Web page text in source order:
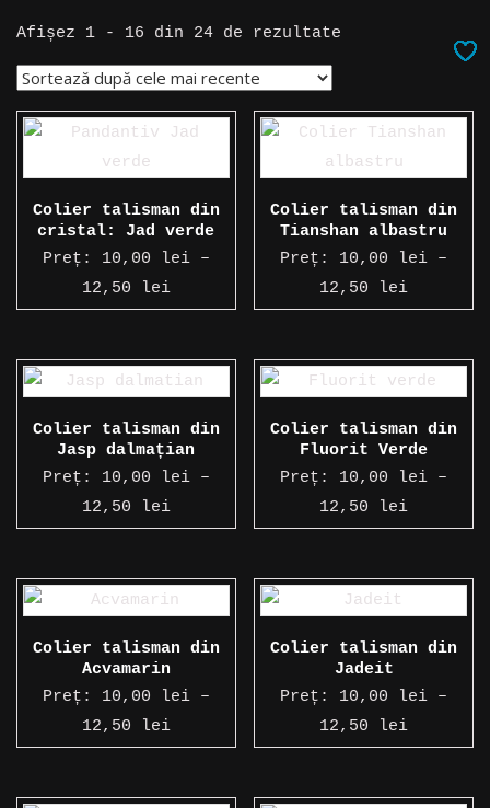
Afișez 1 - 16 din 24 de rezultate
mai
Colier talisman din
cristal: Jad verde
Preț: 10,00 lei –
12,50
leiInterval
10,00 lei
la
Colier talisman din
Tianshan albastru
Preț: 10,00 lei –
12,50
leiInterval
10,00
la
Colier talisman din
Jasp dalmațian
Preț: 10,00 lei –
12,50
leiInterval
10,00 lei
la
Colier talisman din
Fluorit Verde
Preț: 10,00 lei –
12,50
leiInterval
la
Colier talisman din
Acvamarin
Preț: 10,00 lei –
12,50
leiInterval
Colier talisman din
Jadeit
Preț: 10,00 lei –
12,50
leiInterval